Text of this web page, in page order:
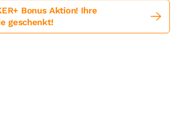
Bonus Aktion! Ihre
geschenkt!